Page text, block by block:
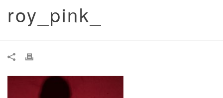
roy_pink_